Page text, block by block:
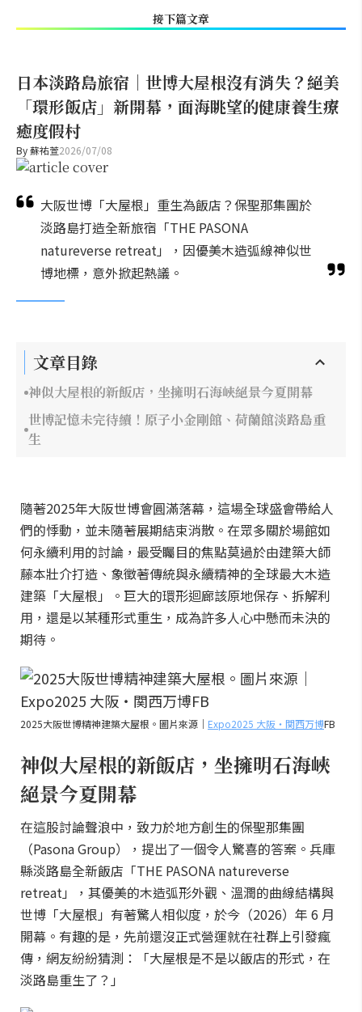
接下篇文章
日本淡路島旅宿｜世博大屋根沒有消失？絕美
「環形飯店」新開幕，面海眺望的健康養生療
癒度假村
By蘇祐萱2026/07/08
大阪世博「大屋根」重生為飯店？保聖那集團於
淡路島打造全新旅宿「THE PASONA
natureverse retreat」，因優美木造弧線神似世
博地標，意外掀起熱議。
文章目錄
神似大屋根的新飯店，坐擁明石海峽絕景今夏開幕
世博記憶未完待續！原子小金剛館、荷蘭館淡路島重
生
隨著2025年大阪世博會圓滿落幕，這場全球盛會帶給人
們的悸動，並未隨著展期結束消散。在眾多關於場館如
何永續利用的討論，最受矚目的焦點莫過於由建築大師
藤本壯介打造、象徵著傳統與永續精神的全球最大木造
建築「大屋根」。巨大的環形迴廊該原地保存、拆解利
用，還是以某種形式重生，成為許多人心中懸而未決的
期待。
2025大阪世博精神建築大屋根。圖片來源｜ Expo2025 大阪・関西万博FB
神似大屋根的新飯店，坐擁明石海峽
絕景今夏開幕
在這股討論聲浪中，致力於地方創生的保聖那集團
（Pasona Group），提出了一個令人驚喜的答案。兵庫
縣淡路島全新飯店「THE PASONA natureverse
retreat」，其優美的木造弧形外觀、溫潤的曲線結構與
世博「大屋根」有著驚人相似度，於今（2026）年 6 月
開幕。有趣的是，先前還沒正式營運就在社群上引發瘋
傳，網友紛紛猜測：「大屋根是不是以飯店的形式，在
淡路島重生了？」